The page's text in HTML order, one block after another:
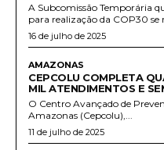
A Subcomissão Temporária
para realização da COP30 se
16 de julho de 2025
AMAZONAS
CEPCOLU COMPLETA
MIL ATENDIMENTOS E
O Centro Avançado de
Amazonas (Cepcolu),...
11 de julho de 2025